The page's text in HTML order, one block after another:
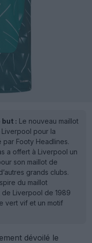
but : Le nouveau maillot
pour la
Footy Headlines.
a offert à Liverpool un
son maillot de
grands clubs.
du maillot
Liverpool de 1989
vert vif et un motif
dévoilé le